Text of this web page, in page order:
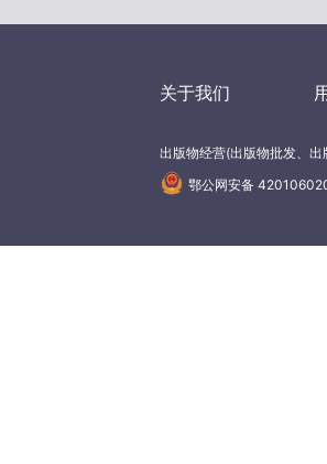
关于我们
出版物经营(出版物批发、
鄂公网安备